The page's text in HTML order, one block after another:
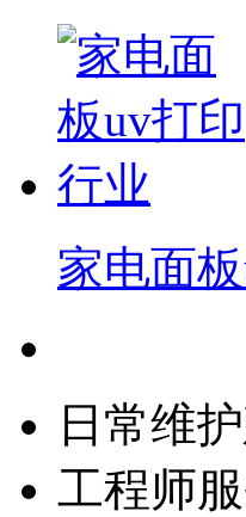
家电面
日常维
工程师